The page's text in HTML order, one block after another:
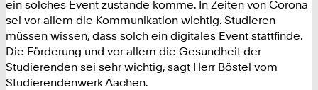
ein solches Event zustande komme. In Zeiten von Corona
sei vor allem die Kommunikation wichtig. Studieren
müssen wissen, dass solch ein digitales Event stattfinde.
Die Förderung und vor allem die Gesundheit der
Studierenden sei sehr wichtig, sagt Herr Böstel vom
Studierendenwerk Aachen.